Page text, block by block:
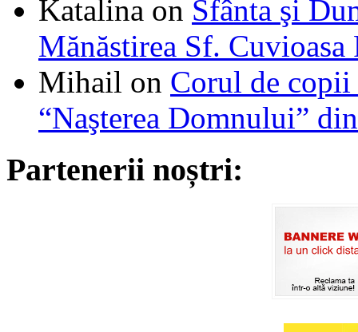
Katalina on Sfânta şi
Mănăstirea Sf. Cuvioasa
Mihail on Corul de
“Naşterea Domnului”
Partenerii noștri: